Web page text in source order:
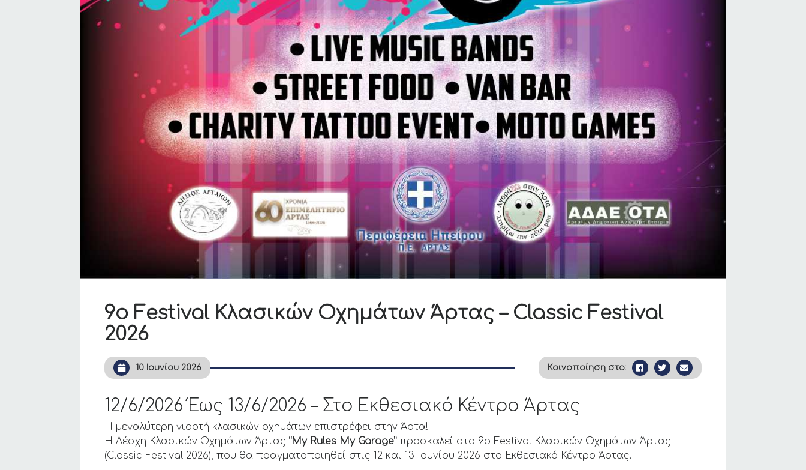
9ο Festival Κλασικών Οχημάτων Άρτας – Classic Festival
2026
10 Ιουνίου 2026 Κοινοποίηση στο:
12/6/2026 Έως 13/6/2026 – Στο Εκθεσιακό Κέντρο Άρτας
Η μεγαλύτερη γιορτή κλασικών οχημάτων επιστρέφει στην Άρτα!
Η Λέσχη Κλασικών Οχημάτων Άρτας“My Rules My Garage”προσκαλεί στο 9ο Festival Κλασικών Οχημάτων Άρτας
(Classic Festival 2026), που θα πραγματοποιηθεί στις 12 και 13 Ιουνίου 2026 στο Εκθεσιακό Κέντρο Άρτας.